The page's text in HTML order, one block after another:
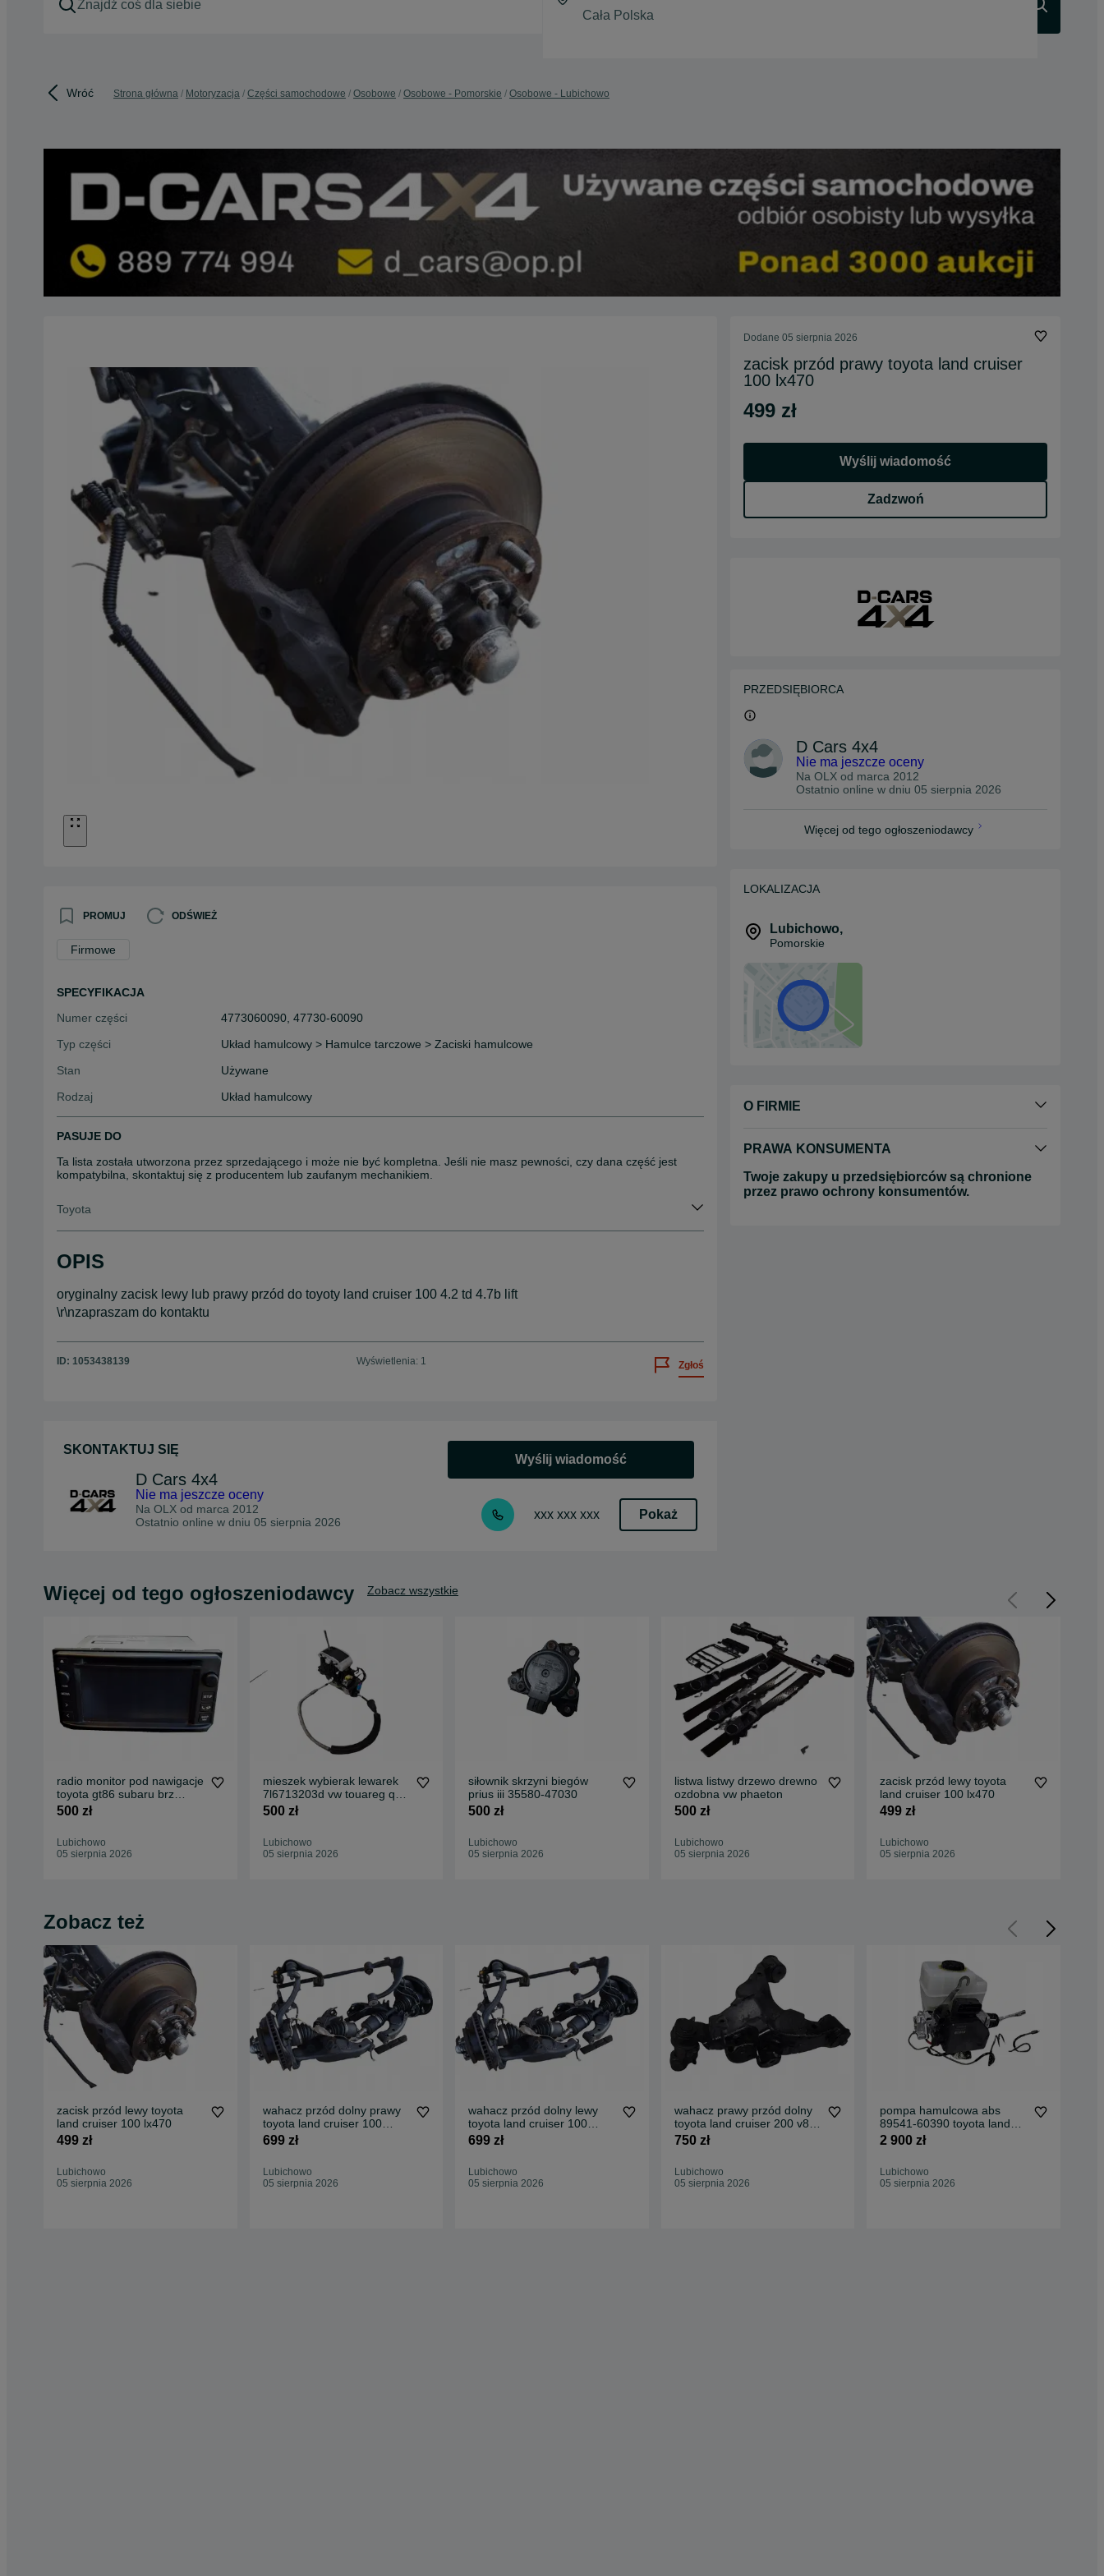
Wróć Strona główna Motoryzacja Części samochodowe Osobowe Osobowe - Pomorskie Osobowe - Lubichowo
PROMUJ ODŚWIEŻ
Firmowe
SPECYFIKACJA
Numer części
4773060090, 47730-60090
Typ części
Układ hamulcowy > Hamulce tarczowe > Zaciski hamulcowe
Stan
Używane
Rodzaj
Układ hamulcowy
PASUJE DO
Ta lista została utworzona przez sprzedającego i może nie być kompletna. Jeśli nie masz pewności, czy dana część jest
kompatybilna, skontaktuj się z producentem lub zaufanym mechanikiem.
Toyota
OPIS
oryginalny zacisk lewy lub prawy przód do toyoty land cruiser 100 4.2 td 4.7b lift
\r\nzapraszam do kontaktu
ID: 1053438139 Wyświetlenia: 1 Zgłoś
SKONTAKTUJ SIĘ
D Cars 4x4
Nie ma jeszcze oceny
Na OLX od marca 2012
Ostatnio online w dniu 05 sierpnia 2026
Wyślij wiadomość
xxx xxx xxx Pokaż
Dodane 05 sierpnia 2026
zacisk przód prawy toyota land cruiser
100 lx470
499 zł
Wyślij wiadomość
Zadzwoń
PRZEDSIĘBIORCA
D Cars 4x4
Nie ma jeszcze oceny
Na OLX od marca 2012
Ostatnio online w dniu 05 sierpnia 2026
Więcej od tego ogłoszeniodawcy
LOKALIZACJA
Lubichowo,
Pomorskie
O FIRMIE
PRAWA KONSUMENTA
Twoje zakupy u przedsiębiorców są chronione
przez prawo ochrony konsumentów.
Więcej od tego ogłoszeniodawcy Zobacz wszystkie
radio monitor pod nawigacje
toyota gt86 subaru brz
scion 12-16
500 zł
Lubichowo
05 sierpnia 2026
mieszek wybierak lewarek
7l6713203d vw touareg q7
oryginał kompletny
500 zł
Lubichowo
05 sierpnia 2026
siłownik skrzyni biegów
prius iii 35580-47030
500 zł
Lubichowo
05 sierpnia 2026
listwa listwy drzewo drewno
ozdobna vw phaeton
500 zł
Lubichowo
05 sierpnia 2026
zacisk przód lewy toyota
land cruiser 100 lx470
499 zł
Lubichowo
05 sierpnia 2026
Zobacz też
zacisk przód lewy toyota
land cruiser 100 lx470
499 zł
Lubichowo
05 sierpnia 2026
wahacz przód dolny prawy
toyota land cruiser 100
oryginał
699 zł
Lubichowo
05 sierpnia 2026
wahacz przód dolny lewy
toyota land cruiser 100
lexus lx 470 oryginał
699 zł
Lubichowo
05 sierpnia 2026
wahacz prawy przód dolny
toyota land cruiser 200 v8
d4d oryginał lift
750 zł
Lubichowo
05 sierpnia 2026
pompa hamulcowa abs
89541-60390 toyota land
cruiser 200 d4d
2 900 zł
Lubichowo
05 sierpnia 2026